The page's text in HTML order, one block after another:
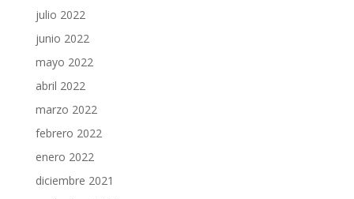
julio 2022
junio 2022
mayo 2022
abril 2022
marzo 2022
febrero 2022
enero 2022
diciembre 2021